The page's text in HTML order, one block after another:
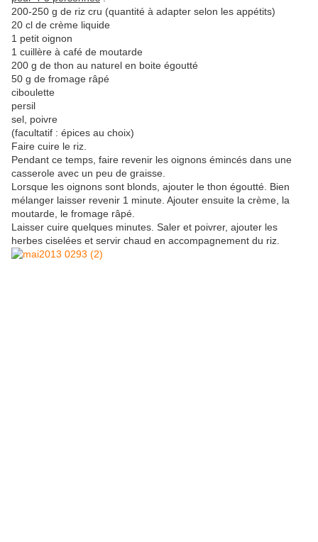
200-250 g de riz cru (quantité à adapter selon les appétits)
20 cl de crème liquide
1 petit oignon
1 cuillère à café de moutarde
200 g de thon au naturel en boite égoutté
50 g de fromage râpé
ciboulette
persil
sel, poivre
(facultatif : épices au choix)
Faire cuire le riz.
Pendant ce temps, faire revenir les oignons émincés dans une
casserole avec un peu de graisse.
Lorsque les oignons sont blonds, ajouter le thon égoutté. Bien
mélanger laisser revenir 1 minute. Ajouter ensuite la crème, la
moutarde, le fromage râpé.
Laisser cuire quelques minutes. Saler et poivrer, ajouter les
herbes ciselées et servir chaud en accompagnement du riz.